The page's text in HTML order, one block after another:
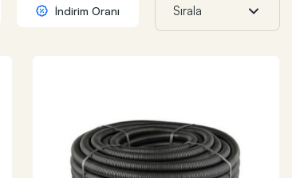
İndirim Oranı